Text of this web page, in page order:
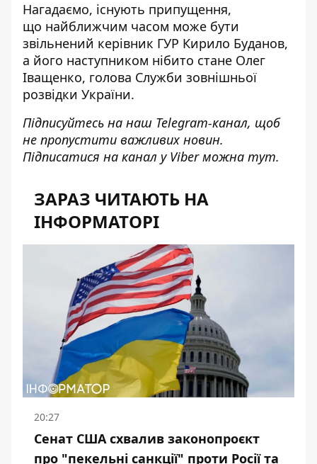
Нагадаємо, існують припущення,
що найближчим часом може бути
звільнений керівник ГУР Кирило Буданов,
а його наступником нібито стане Олег
Іващенко, голова Служби зовнішньої
розвідки України.
Підписуйтесь на наш Telegram-канал, щоб
не пропустити важливих новин.
Підписатися на канал у Viber можна тут.
ЗАРАЗ ЧИТАЮТЬ НА
ІНФОРМАТОРІ
20:27
Сенат США схвалив законопроєкт
про "пекельні санкції" проти Росії та